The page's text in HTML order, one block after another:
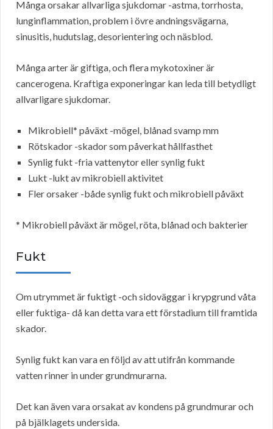
Många orsakar allvarliga sjukdomar -astma, torrhosta,
lunginflammation, problem i övre andningsvägarna,
sinusitis, hudutslag, desorientering och näsblod.
Många arter är giftiga, och flera mykotoxiner är
cancerogena. Kraftiga exponeringar kan leda till betydligt
allvarligare sjukdomar.
Mikrobiell* påväxt -mögel, blånad svamp mm
Rötskador -skador som påverkat hållfasthet
Synlig fukt -fria vattenytor eller synlig fukt
Lukt -lukt av mikrobiell aktivitet
Fler orsaker -både synlig fukt och mikrobiell påväxt
* Mikrobiell påväxt är mögel, röta, blånad och bakterier
Fukt
Om utrymmet är fuktigt -och sidoväggar i krypgrund våta
eller fuktiga- då kan detta vara ett förstadium till framtida
skador.
Synlig fukt kan vara en följd av att utifrån kommande
vatten rinner in under grundmurarna.
Det kan även vara orsakat av kondens på grundmurar och
på bjälklagets undersida.